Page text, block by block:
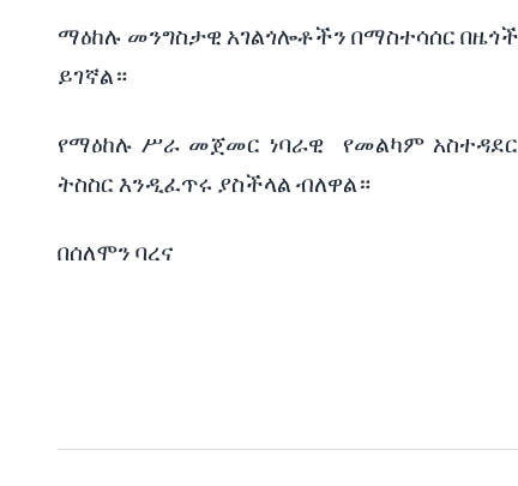
ማዕከሉ መንግስታዊ አገልጎሎቶችን በማስተሳሰር በዜጎች
ይገኛል።
የማዕከሉ ሥራ መጀመር ነባራዊ የመልካም አስተዳደር
ትስስር እንዲፈጥሩ ያስችላል ብለዋል።
በሰለሞን ባረና